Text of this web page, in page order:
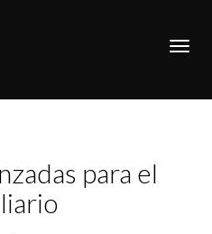
para el